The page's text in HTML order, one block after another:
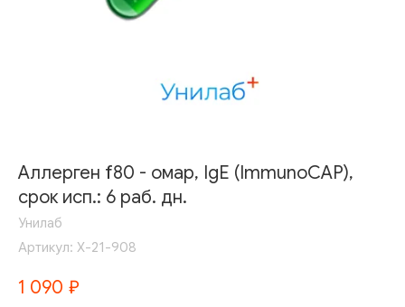
Аллерген f80 - омар, IgE (ImmunoCAP),
срок исп.: 6 раб. дн.
Унилаб
Артикул: Х-21-908
1 090 ₽